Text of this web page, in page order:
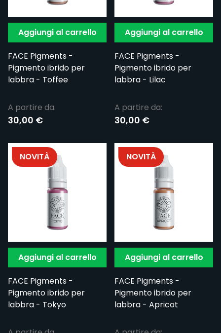
Aggiungi al carrello
FACE Pigments -
Pigmento ibrido per
labbra - Toffee
A partire da:
30,00 €
Aggiungi al carrello
FACE Pigments -
Pigmento ibrido per
labbra - Lilac
A partire da:
30,00 €
Aggiungi al carrello
FACE Pigments -
Pigmento ibrido per
labbra - Tokyo
NOVITÀ
Aggiungi al carrello
FACE Pigments -
Pigmento ibrido per
labbra - Apricot
NOVITÀ